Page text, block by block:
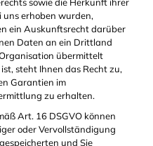
uns erhoben wurden,
ein Auskunftsrecht darüber
Daten an ein Drittland
übermittelt
steht Ihnen das Recht zu,
Garantien im
zu erhalten.
Art. 16 DSGVO können
oder Vervollständigung
und Sie